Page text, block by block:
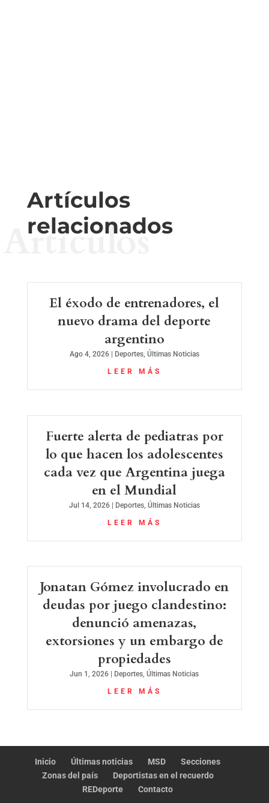
Artículos
relacionados
Artículos
El éxodo de entrenadores, el
nuevo drama del deporte
argentino
Ago 4, 2026| Deportes, Últimas Noticias
LEER MÁS
Fuerte alerta de pediatras por
lo que hacen los adolescentes
cada vez que Argentina juega
en el Mundial
Jul 14, 2026| Deportes, Últimas Noticias
LEER MÁS
Jonatan Gómez involucrado en
deudas por juego clandestino:
denunció amenazas,
extorsiones y un embargo de
propiedades
Jun 1, 2026 | Deportes ,Últimas Noticias
LEER MÁS
Inicio Últimas noticias MSD
Secciones
Zonas del país
Deportistas en el recuerdo
REDeporte
Contacto